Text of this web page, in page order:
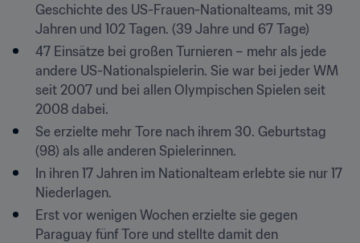
Geschichte des US-Frauen-Nationalteams, mit 39
Jahren und 102 Tagen. (39 Jahre und 67 Tage)
47 Einsätze bei großen Turnieren – mehr als jede
andere US-Nationalspielerin. Sie war bei jeder WM
seit 2007 und bei allen Olympischen Spielen seit
2008 dabei.
Se erzielte mehr Tore nach ihrem 30. Geburtstag
(98) als alle anderen Spielerinnen.
In ihren 17 Jahren im Nationalteam erlebte sie nur 17
Niederlagen.
Erst vor wenigen Wochen erzielte sie gegen
Paraguay fünf Tore und stellte damit den